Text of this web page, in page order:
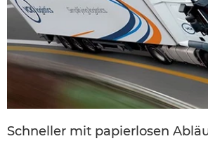
Schneller mit papierlosen